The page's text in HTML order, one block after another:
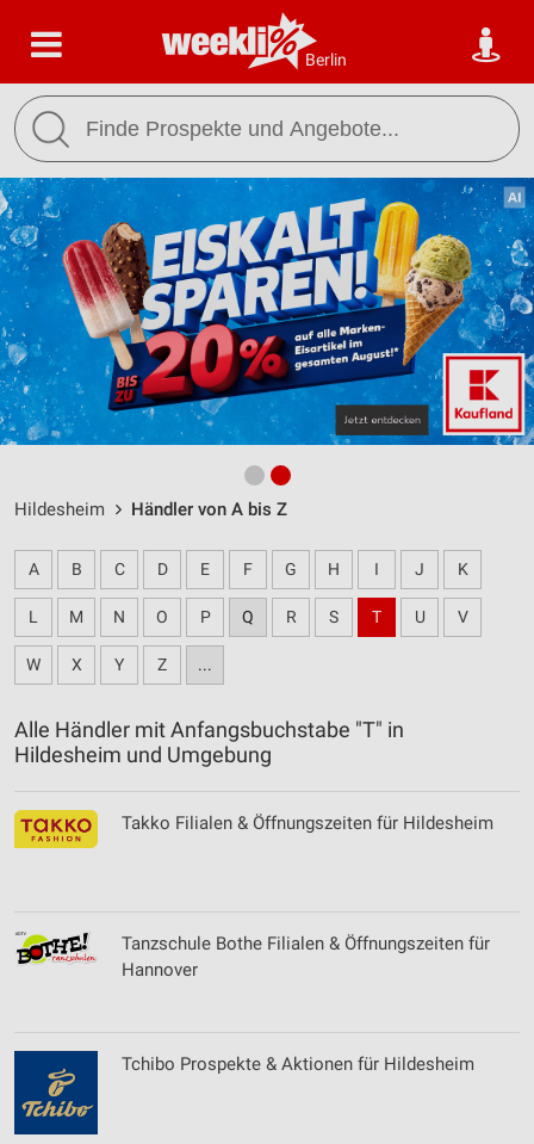
Berlin
Hildesheim Händler von A bis Z
A B C D E F G H I J K
L M N O P Q R S T U V
W X Y Z ...
Alle Händler mit Anfangsbuchstabe "T" in
Hildesheim und Umgebung
Takko Filialen & Öffnungszeiten für Hildesheim
Tanzschule Bothe Filialen & Öffnungszeiten für
Hannover
Tchibo Prospekte & Aktionen für Hildesheim